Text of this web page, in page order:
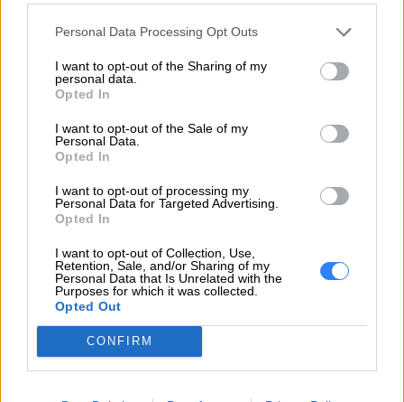
Personal Data Processing Opt Outs
I want to opt-out of the Sharing of my
personal data.
Opted In
I want to opt-out of the Sale of my
Personal Data.
Opted In
I want to opt-out of processing my
Personal Data for Targeted Advertising.
Opted In
I want to opt-out of Collection, Use,
Retention, Sale, and/or Sharing of my
Personal Data that Is Unrelated with the
Purposes for which it was collected.
Opted Out
CONFIRM
Typ:
Typ monitora:
Sterownik grafiki
Procesor graficzny:
Pamięć video: 16 MB
Praca w sieci
Kontroler zdalnego
zarzadzania: